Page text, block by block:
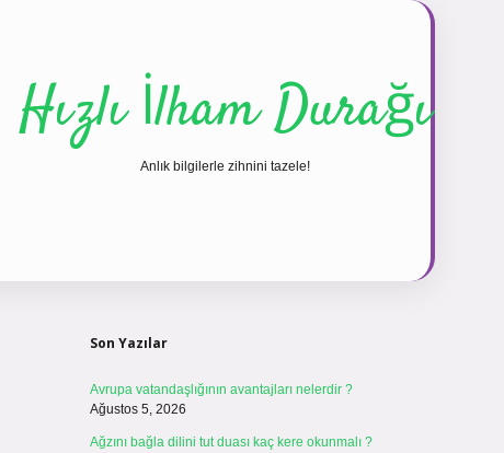
Hızlı İlham Durağı
Anlık bilgilerle zihnini tazele!
Son Yazılar
Avrupa vatandaşlığının avantajları nelerdir ?
Ağustos 5, 2026
Ağzını bağla dilini tut duası kaç kere okunmalı ?